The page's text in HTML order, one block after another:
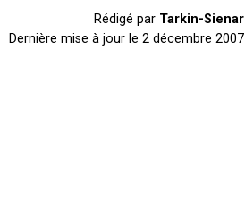
Rédigé par Tarkin-Sienar
Dernière mise à jour le 2 décembre 2007